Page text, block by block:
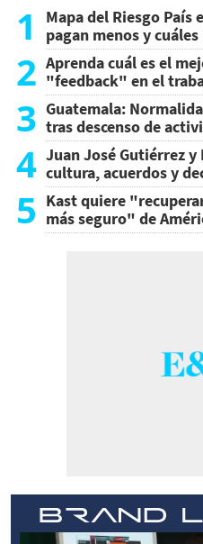
1
Mapa del Riesgo País
pagan menos y
2 Aprenda cuál es el
"feedback" en el
3 Guatemala:
tras descenso de
4 Juan José Gutiérrez y
cultura, acuerdos y
5 Kast quiere
más seguro" de